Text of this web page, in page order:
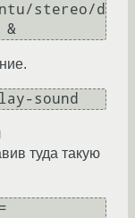
stereo/d
&
sound
туда такую